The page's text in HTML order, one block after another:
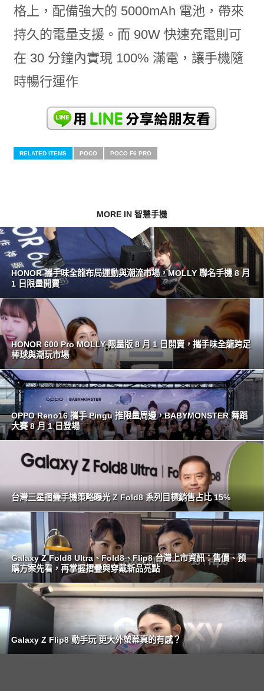
格上，配備強大的 5000mAh 電池，帶來
持久的電量支援。而 90W 快速充電則可
在 30 分鐘內實現 100% 滿電，讓手機隨
時暢行運作
RELATED ITEMS POCO POCO F6 PRO
MORE IN 智慧手機
HONOR 攜手味全龍布局運動與潮流市場，MOLLY 聯名手機 8 月
1 日限量開賣
HONOR 600 Pro MOLLY 限量版 8 月 1 日開賣，攜手味全龍跨足
棒球與潮玩市場
OPPO Reno16 攜手 Pingu 推限量周邊，BABYMONSTER 舞蹈
大賽 8 月 1 日登場
台灣三星摺疊手機策略曝光 Z Fold8 系列目標銷售占比 15%
Galaxy Z Fold8 Ultra、Fold8、Flip8 台灣上市資訊：售價、預
購方案先看，再掌握摺疊與穿戴新品亮點
Galaxy Z Flip8 動手玩 更大外螢幕真的有感？